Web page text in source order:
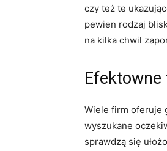
czy też te
pewien rodzaj
na kilka chwil
Efektowne
Wiele firm oferuje
wyszukane
sprawdzą się